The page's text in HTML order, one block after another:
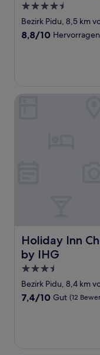
4.5-
Sterne-
Unterkunft
Bezirk Pidu, 8,5 km
8.8
8,8/10
Holiday Inn
by IHG
Holiday Inn
3.5-
Sterne-
Unterkunft
Bezirk Pidu, 8,4 km
7.4
7,4/10 Gut (12